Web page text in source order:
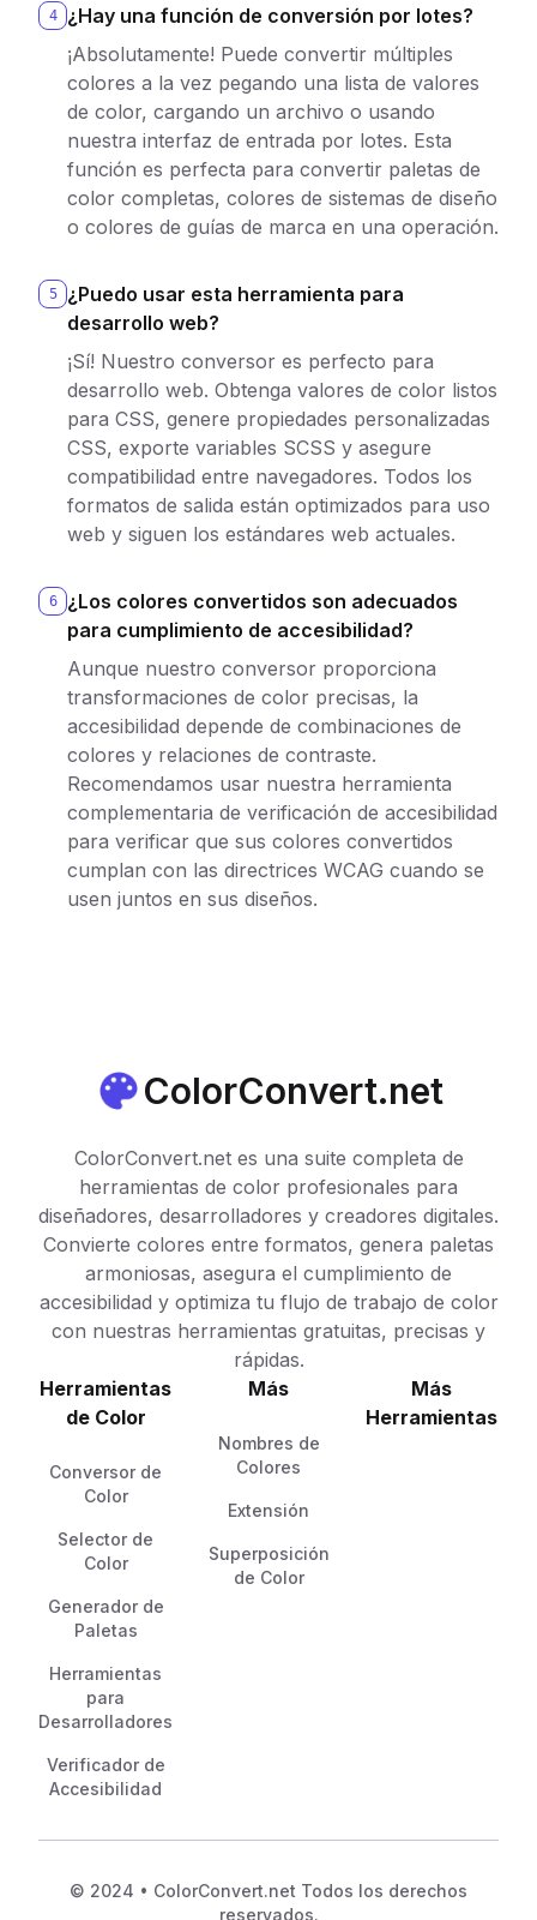
4
¿Hay una función de conversión por lotes?
¡Absolutamente! Puede convertir múltiples
colores a la vez pegando una lista de valores
de color, cargando un archivo o usando
nuestra interfaz de entrada por lotes. Esta
función es perfecta para convertir paletas de
color completas, colores de sistemas de diseño
o colores de guías de marca en una operación.
5
¿Puedo usar esta herramienta para
desarrollo web?
¡Sí! Nuestro conversor es perfecto para
desarrollo web. Obtenga valores de color listos
para CSS, genere propiedades personalizadas
CSS, exporte variables SCSS y asegure
compatibilidad entre navegadores. Todos los
formatos de salida están optimizados para uso
web y siguen los estándares web actuales.
6
¿Los colores convertidos son adecuados
para cumplimiento de accesibilidad?
Aunque nuestro conversor proporciona
transformaciones de color precisas, la
accesibilidad depende de combinaciones de
colores y relaciones de contraste.
Recomendamos usar nuestra herramienta
complementaria de verificación de accesibilidad
para verificar que sus colores convertidos
cumplan con las directrices WCAG cuando se
usen juntos en sus diseños.
ColorConvert.net
ColorConvert.net es una suite completa de
herramientas de color profesionales para
diseñadores, desarrolladores y creadores digitales.
Convierte colores entre formatos, genera paletas
armoniosas, asegura el cumplimiento de
accesibilidad y optimiza tu flujo de trabajo de color
con nuestras herramientas gratuitas, precisas y
rápidas.
Herramientas
de Color
Conversor de
Color
Selector de
Color
Generador de
Paletas
Herramientas
para
Desarrolladores
Verificador de
Accesibilidad
Más
Nombres de
Colores
Extensión
Superposición
de Color
Más
Herramientas
© 2024 • ColorConvert.net Todos los derechos
reservados.